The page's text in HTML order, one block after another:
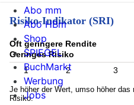
Risiko-Indikator (SRI)
Oft geringere Rendite
Geringes Risiko
1
2 3
Je höher der Wert, umso höher
Risiko.
Abo mm
Abo HBm
Shop
SPIEGEL
BuchMarkt
Werbung
Jobs